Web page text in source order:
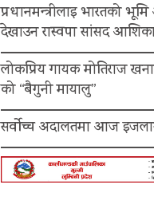
प्रधानमन्त्रीलाइ भारतको
देखाउन रास्वपा सांसद
लोकप्रिय गायक मोतिराज
को “बैगुनी मायालु”
सर्वोच्च अदालतमा आज